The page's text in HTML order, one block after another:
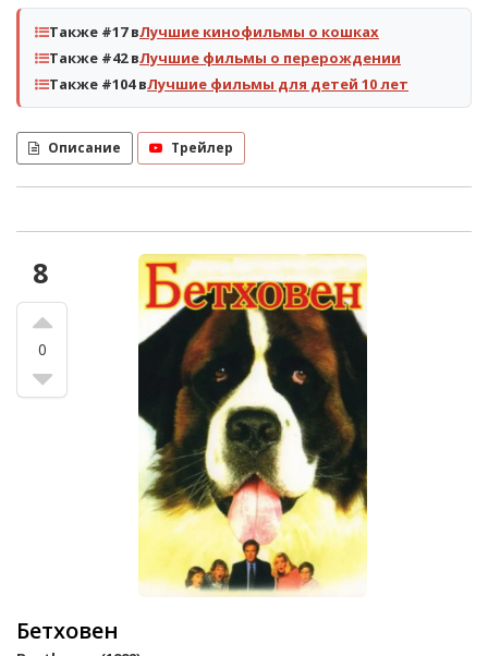
Также #17 вЛучшие кинофильмы о кошках
Также #42 вЛучшие фильмы о перерождении
Также #104 вЛучшие фильмы для детей 10 лет
Описание Трейлер
8
0
Бетховен